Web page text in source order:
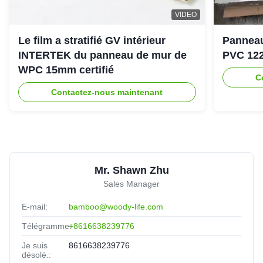
Premium WPC material, no warping. Bulk packaging is
eco-friendly, which aligns with my brand. Responsive after-
sales support.
N NigeriaSep 30.2025
★★★★★
★★★★★
VIDEO
Le film a stratifié GV intérieur
INTERTEK du panneau de mur de
WPC 15mm certifié
Contactez-nous maintenant
PVC
Mr. Shawn Zhu
Sales Manager
E-mail: bamboo@woody-life.com
Télégramme:+8616638239776
Je suis
désolé.:
8616638239776